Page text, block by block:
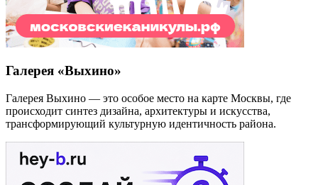
Галерея «Выхино»
Галерея Выхино — это особое место на карте Москвы, где
происходит синтез дизайна, архитектуры и искусства,
трансформирующий культурную идентичность района.